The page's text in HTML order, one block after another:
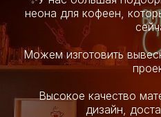
неона для кофеен,
Можем изготовить
Высокое качество
дизайн,